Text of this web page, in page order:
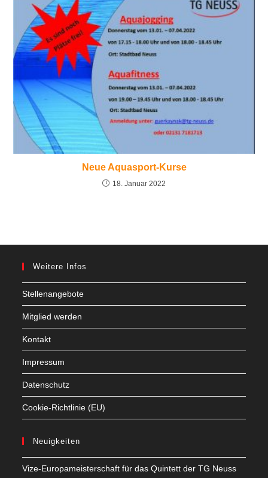
Neue Aquasport-Kurse
18. Januar 2022
Weitere Infos
Stellenangebote
Mitglied werden
Kontakt
Impressum
Datenschutz
Cookie-Richtlinie (EU)
Neuigkeiten
Vize-Europameisterschaft für das Quintett der TG Neuss